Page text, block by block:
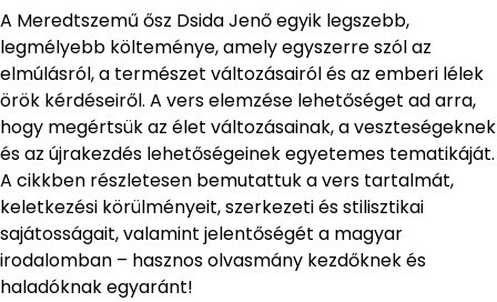
A Meredtszemű ősz Dsida Jenő egyik legszebb,
legmélyebb költeménye, amely egyszerre szól az
elmúlásról, a természet változásairól és az emberi lélek
örök kérdéseiről. A vers elemzése lehetőséget ad arra,
hogy megértsük az élet változásainak, a veszteségeknek
és az újrakezdés lehetőségeinek egyetemes tematikáját.
A cikkben részletesen bemutattuk a vers tartalmát,
keletkezési körülményeit, szerkezeti és stilisztikai
sajátosságait, valamint jelentőségét a magyar
irodalomban – hasznos olvasmány kezdőknek és
haladóknak egyaránt!